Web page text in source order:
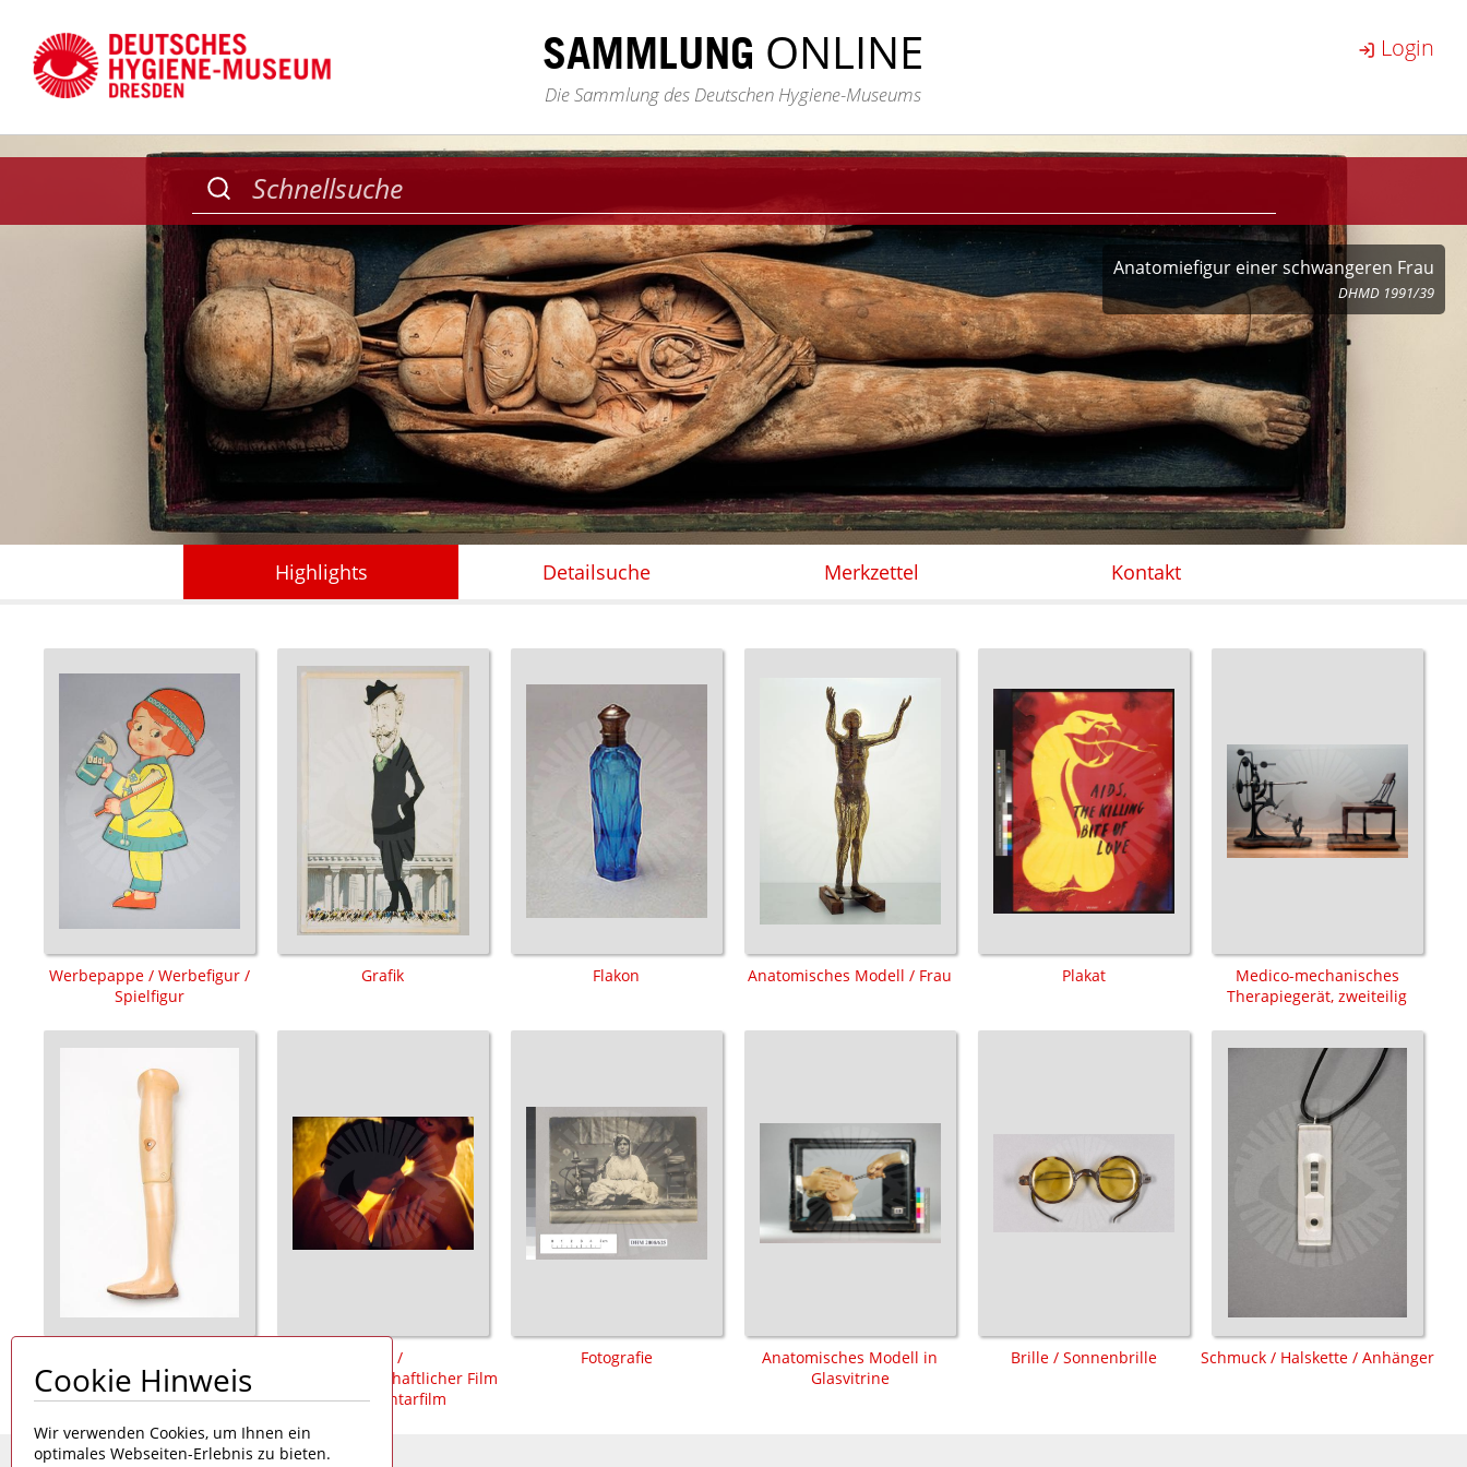
SAMMLUNG ONLINE
Die Sammlung des Deutschen Hygiene-Museums
Login
Anatomiefigur einer schwangeren Frau
DHMD 1991/39
Highlights Detailsuche Merkzettel Kontakt
Werbepappe / Werbefigur /
Spielfigur
Grafik Flakon Anatomisches Modell / Frau Plakat
Medico-mechanisches
Therapiegerät, zweiteilig
Oberschenkelprothese /
Badeprothese
Film /
populärwissenschaftlicher Film
/ Dokumentarfilm
Fotografie
Anatomisches Modell in
Glasvitrine
Brille / Sonnenbrille Schmuck / Halskette / Anhänger
Cookie Hinweis
Wir verwenden Cookies, um Ihnen ein
optimales Webseiten-Erlebnis zu bieten.